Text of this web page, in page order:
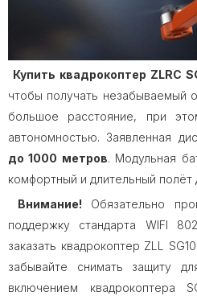
Купить квадрокоптер ZLRC
чтобы получать незабываемый
большое расстояние, при
автономностью. Заявленная
до 1000 метров. Модульная
комфортный и длительный полёт
Внимание! Обязательно
поддержку стандарта WIFI
заказать квадрокоптер ZLL
забывайте снимать защиту
включением квадрокоптера